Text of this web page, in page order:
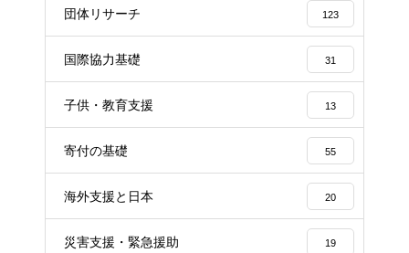
団体リサーチ 123
国際協力基礎 31
子供・教育支援 13
寄付の基礎 55
海外支援と日本 20
災害支援・緊急援助 19